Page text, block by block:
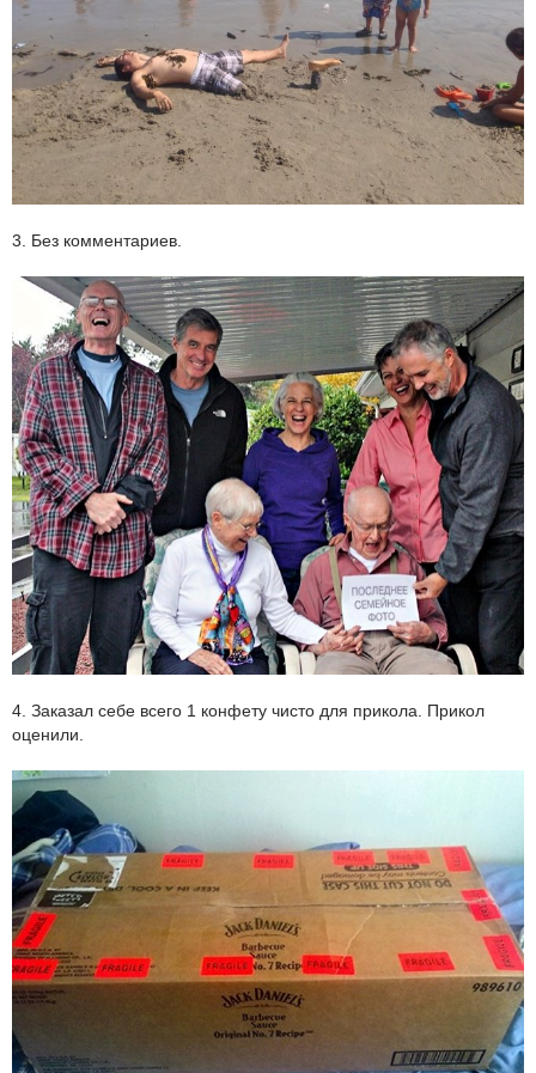
3. Без комментариев.
4. Заказал себе всего 1 конфету чисто для прикола. Прикол
оценили.